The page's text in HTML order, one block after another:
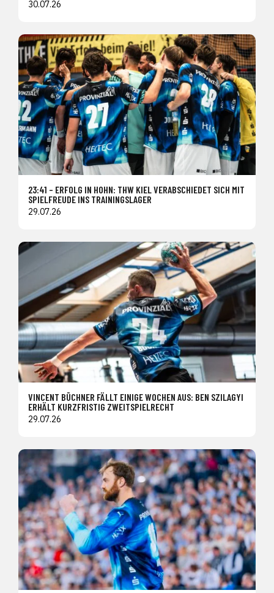
30.07.26
23:41 – ERFOLG IN HOHN: THW KIEL VERABSCHIEDET SICH MIT
SPIELFREUDE INS TRAININGSLAGER
29.07.26
VINCENT BÜCHNER FÄLLT EINIGE WOCHEN AUS: BEN SZILAGYI
ERHÄLT KURZFRISTIG ZWEITSPIELRECHT
29.07.26